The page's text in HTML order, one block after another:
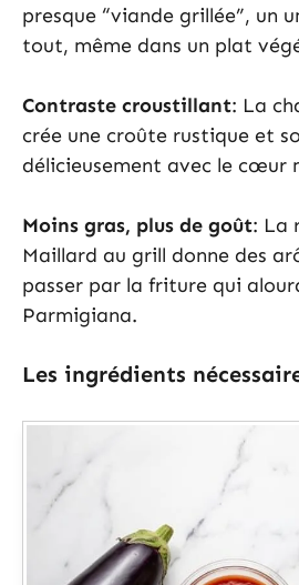
presque “viande grillée”, un
tout, même dans un plat
Contraste croustillant: La
crée une croûte rustique et
délicieusement avec le cœur
Moins gras, plus de goût: La
Maillard au grill donne des
passer par la friture qui
Parmigiana.
Les ingrédients